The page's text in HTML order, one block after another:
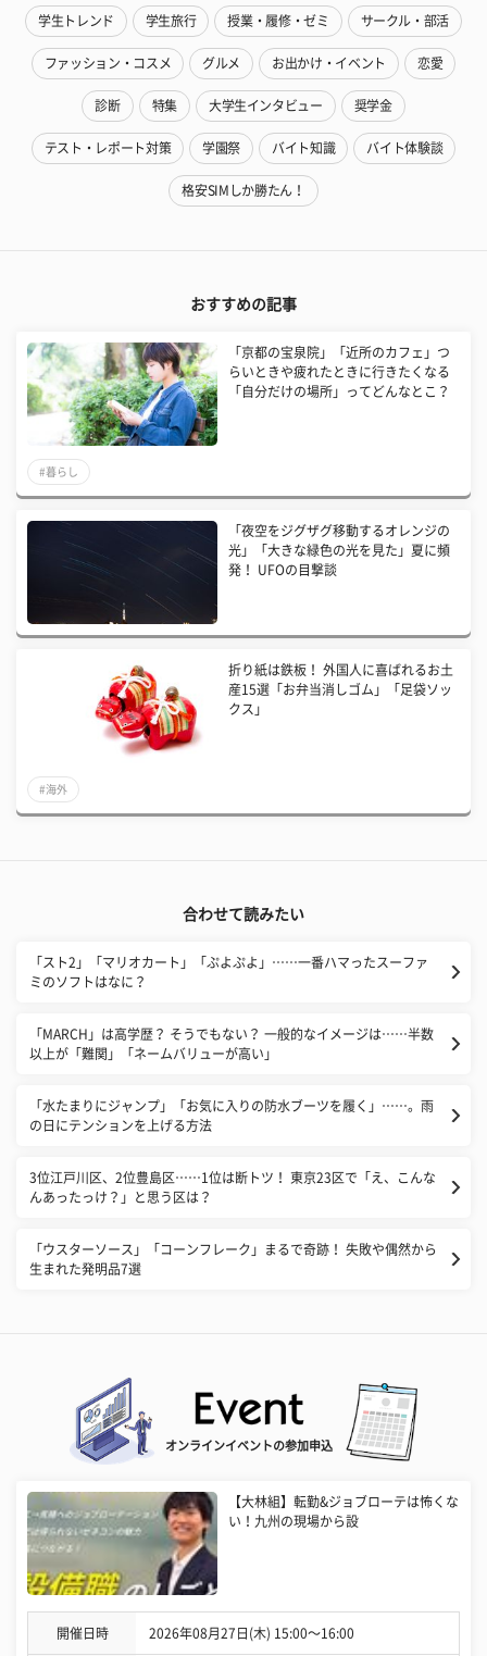
学生トレンド 学生旅行 授業・履修・ゼミ サークル・部活
ファッション・コスメ グルメ お出かけ・イベント 恋愛
診断 特集 大学生インタビュー 奨学金
テスト・レポート対策 学園祭 バイト知識 バイト体験談
格安SIMしか勝たん！
おすすめの記事
「京都の宝泉院」「近所のカフェ」つ
らいときや疲れたときに行きたくなる
「自分だけの場所」ってどんなとこ？
#暮らし
「夜空をジグザグ移動するオレンジの
光」「大きな緑色の光を見た」夏に頻
発！ UFOの目撃談
折り紙は鉄板！ 外国人に喜ばれるお土
産15選「お弁当消しゴム」「足袋ソッ
クス」
#海外
合わせて読みたい
「スト2」「マリオカート」「ぷよぷよ」……一番ハマったスーファ
ミのソフトはなに？
「MARCH」は高学歴？ そうでもない？ 一般的なイメージは……半数
以上が「難関」「ネームバリューが高い」
「水たまりにジャンプ」「お気に入りの防水ブーツを履く」……。雨
の日にテンションを上げる方法
3位江戸川区、2位豊島区……1位は断トツ！ 東京23区で「え、こんな
んあったっけ？」と思う区は？
「ウスターソース」「コーンフレーク」まるで奇跡！ 失敗や偶然から
生まれた発明品7選
オンラインイベントの参加申込
【大林組】転勤&ジョブローテは怖くな
い！九州の現場から設
開催日時 2026年08月27日(木) 15:00〜16:00